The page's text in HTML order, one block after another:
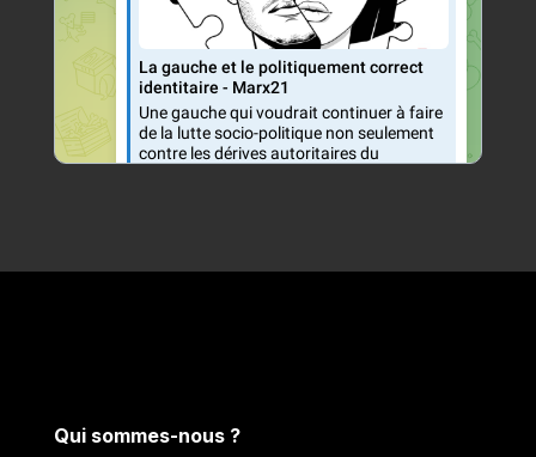
Qui sommes-nous ?